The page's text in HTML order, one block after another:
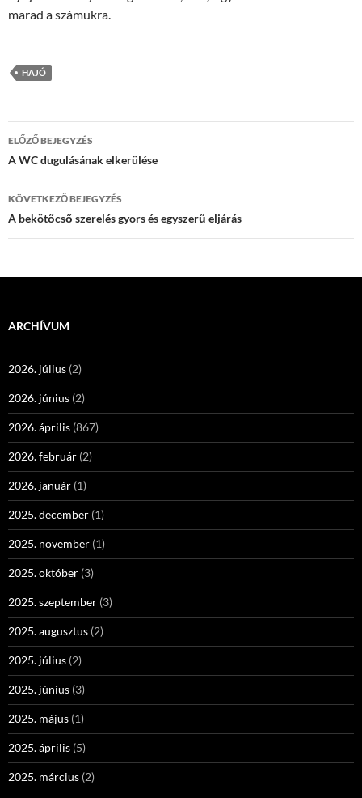
marad a számukra.
HAJÓ
Bejegyzések
navigációja
ELŐZŐ BEJEGYZÉS
A WC dugulásának elkerülése
KÖVETKEZŐ BEJEGYZÉS
A bekötőcső szerelés gyors és egyszerű eljárás
ARCHÍVUM
2026. július (2)
2026. június (2)
2026. április (867)
2026. február (2)
2026. január (1)
2025. december (1)
2025. november (1)
2025. október (3)
2025. szeptember (3)
2025. augusztus (2)
2025. július (2)
2025. június (3)
2025. május (1)
2025. április (5)
2025. március (2)